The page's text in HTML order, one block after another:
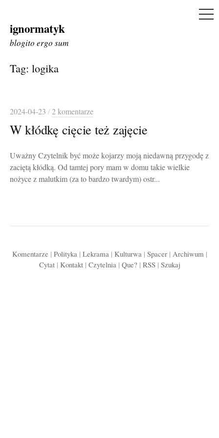
Skip
to
ignormatyk
blogito ergo sum
Tag: logika
2024-04-23 /2 komentarze
W kłódkę cięcie też zajęcie
Uważny Czytelnik być może kojarzy moją niedawną przygodę z
zaciętą kłódką. Od tamtej pory mam w domu takie wielkie
nożyce z malutkim (za to bardzo twardym) ostr...
Komentarze | Polityka| Lekrama| Kulturwa| Spacer| Archiwum |
Cytat| Kontakt| Czytelnia| Que? | RSS| Szukaj